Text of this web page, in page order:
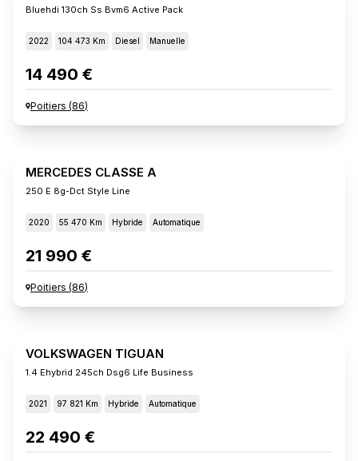
Bluehdi 130ch Ss Bvm6 Active Pack
2022 104 473 Km Diesel Manuelle
14 490 €
Poitiers (86)
MERCEDES CLASSE A
250 E 8g-Dct Style Line
2020 55 470 Km Hybride Automatique
21 990 €
Poitiers (86)
VOLKSWAGEN TIGUAN
1.4 Ehybrid 245ch Dsg6 Life Business
2021 97 821 Km Hybride Automatique
22 490 €